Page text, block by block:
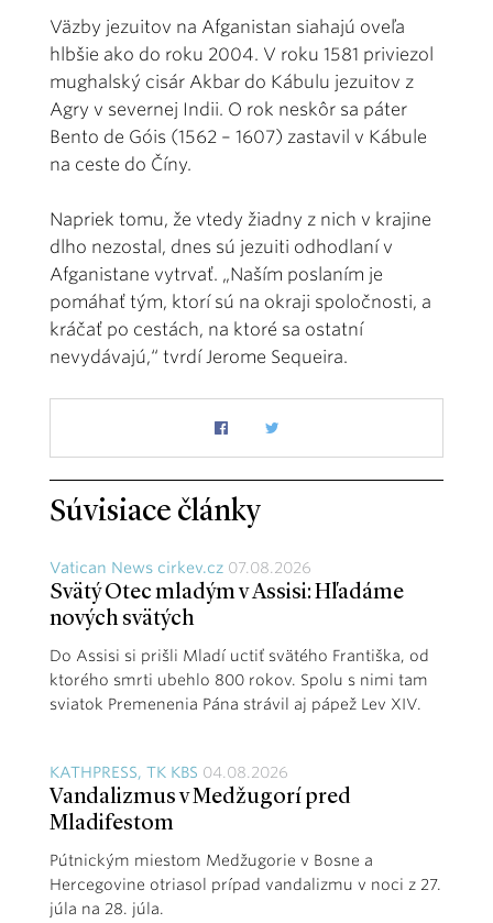
Väzby jezuitov na Afganistan siahajú oveľa
hlbšie ako do roku 2004. V roku 1581 priviezol
mughalský cisár Akbar do Kábulu jezuitov z
Agry v severnej Indii. O rok neskôr sa páter
Bento de Góis (1562 – 1607) zastavil v Kábule
na ceste do Číny.
Napriek tomu, že vtedy žiadny z nich v krajine
dlho nezostal, dnes sú jezuiti odhodlaní v
Afganistane vytrvať. „Naším poslaním je
pomáhať tým, ktorí sú na okraji spoločnosti, a
kráčať po cestách, na ktoré sa ostatní
nevydávajú,“ tvrdí Jerome Sequeira.
Súvisiace články
Vatican News cirkev.cz 07.08.2026
Svätý Otec mladým v Assisi: Hľadáme
nových svätých
Do Assisi si prišli Mladí uctiť svätého Františka, od
ktorého smrti ubehlo 800 rokov. Spolu s nimi tam
sviatok Premenenia Pána strávil aj pápež Lev XIV.
KATHPRESS, TK KBS 04.08.2026
Vandalizmus v Medžugorí pred
Mladifestom
Pútnickým miestom Medžugorie v Bosne a
Hercegovine otriasol prípad vandalizmu v noci z 27.
júla na 28. júla.